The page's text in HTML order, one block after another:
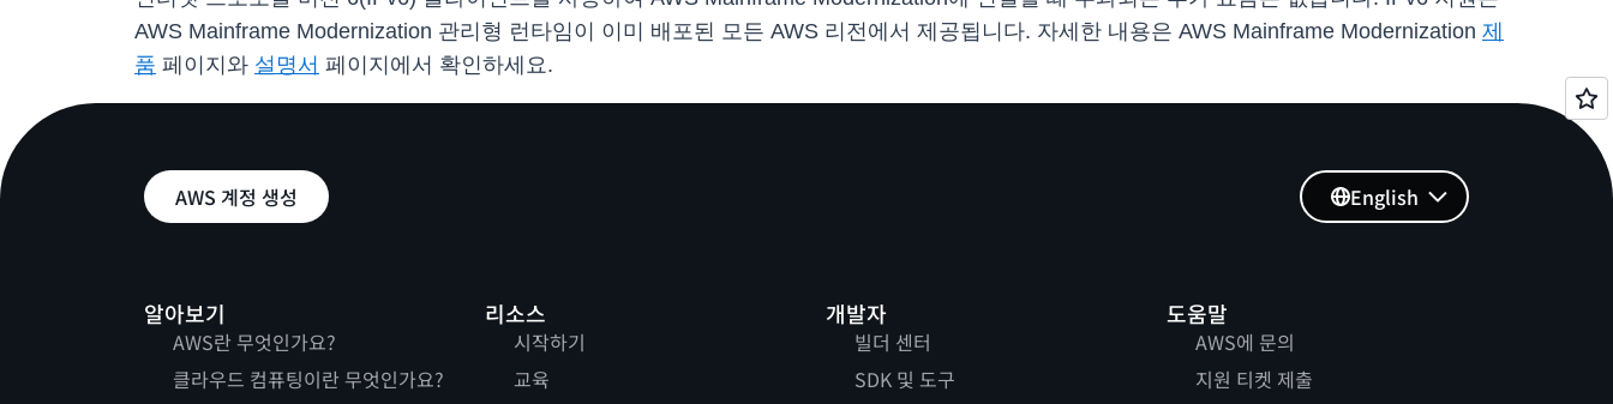
AWS Mainframe Modernization 관리형 런타임이 이미 배포된 모든 AWS 리전에서 제공됩니다. 자세한 내용은 AWS Mainframe Modernization 제
품 페이지와 설명서 페이지에서 확인하세요.
AWS 계정 생성
알아보기
AWS란 무엇인가요?
클라우드 컴퓨팅이란 무엇인가요?
리소스
시작하기
교육
개발자
빌더 센터
SDK 및 도구
도움말
AWS에 문의
지원 티켓 제출
English